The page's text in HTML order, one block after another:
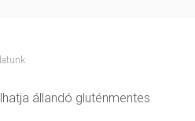
állandó gluténmentes